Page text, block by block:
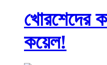
খোরশেদের
কয়েল!